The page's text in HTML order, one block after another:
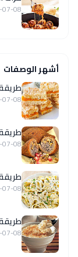
08
أشهر الوصفات
08
08
08
طريقة
08